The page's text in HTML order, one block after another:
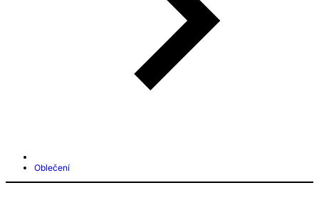
Oblečení